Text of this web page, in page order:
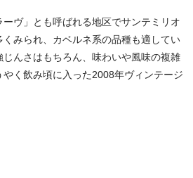
ヴ」とも呼ばれる地区でサンテミリオ
みられ、カベルネ系の品種も適してい
んさはもちろん、味わいや風味の複雑
く飲み頃に入った2008年ヴィンテージ